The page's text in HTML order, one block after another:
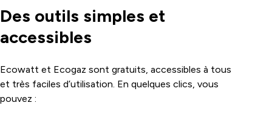
Des outils simples et
accessibles
Ecowatt et Ecogaz sont gratuits, accessibles à tous
et très faciles d’utilisation. En quelques clics, vous
pouvez :